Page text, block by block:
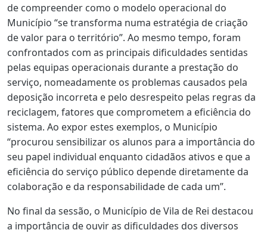
de compreender como o modelo operacional do
Município “se transforma numa estratégia de criação
de valor para o território”. Ao mesmo tempo, foram
confrontados com as principais dificuldades sentidas
pelas equipas operacionais durante a prestação do
serviço, nomeadamente os problemas causados pela
deposição incorreta e pelo desrespeito pelas regras da
reciclagem, fatores que comprometem a eficiência do
sistema. Ao expor estes exemplos, o Município
“procurou sensibilizar os alunos para a importância do
seu papel individual enquanto cidadãos ativos e que a
eficiência do serviço público depende diretamente da
colaboração e da responsabilidade de cada um”.
No final da sessão, o Município de Vila de Rei destacou
a importância de ouvir as dificuldades dos diversos